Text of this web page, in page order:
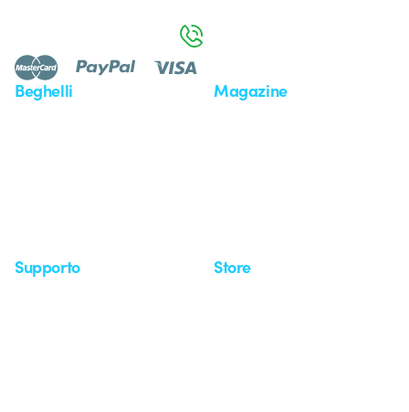
Beghelli Magazine
Supporto Store